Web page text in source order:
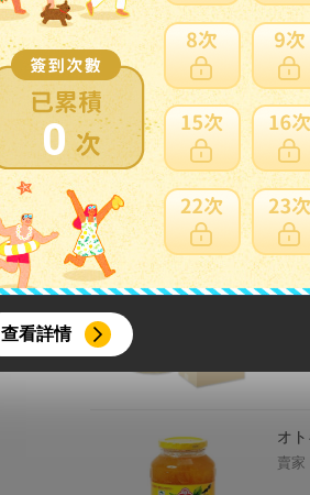
0
【8月簽到活動】
查看詳情
送
賣家
三
（
オ
賣家